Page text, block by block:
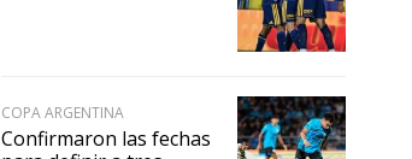
COPA ARGENTINA
Confirmaron las fechas